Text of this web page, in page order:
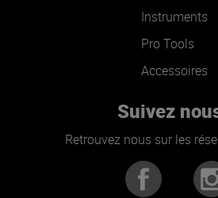
Instruments
Pro Tools
Accessoires
Suivez
Retrouvez nous sur les